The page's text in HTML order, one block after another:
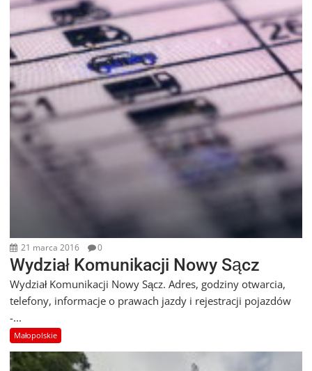
21 marca 2016 0
Wydział Komunikacji Nowy Sącz
Wydział Komunikacji Nowy Sącz. Adres, godziny otwarcia,
telefony, informacje o prawach jazdy i rejestracji pojazdów
-...
Małopolskie